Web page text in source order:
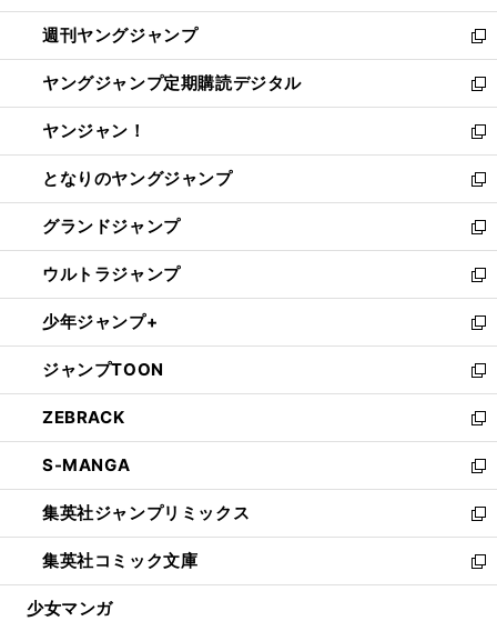
開
く
ウ
で
開
く
ン
ド
ウ
で
開
く
ウ
ィ
ン
ド
ウ
で
開
く
週刊ヤングジャンプ
新
し
い
ウ
ィ
ン
ド
ウ
で
開
く
ヤングジャンプ定期購読デジタル
新
し
い
ウ
ィ
ン
ド
ウ
で
開
く
ヤンジャン！
新
し
い
ウ
ィ
ン
ド
ウ
で
開
く
となりのヤングジャンプ
新
し
い
ウ
ィ
ン
ド
ウ
で
開
く
グランドジャンプ
新
し
い
ウ
ィ
ン
ド
ウ
で
開
く
ウルトラジャンプ
新
し
い
ウ
ィ
ン
ド
ウ
で
開
く
少年ジャンプ+
新
し
い
ウ
ィ
ン
ド
ウ
で
開
く
ジャンプTOON
新
し
い
ウ
ィ
ン
ド
ウ
で
開
ZEBRACK
新
し
い
ウ
ィ
ン
ド
ウ
S-MANGA
新
し
い
ウ
ィ
ン
集英社ジャンプリミックス
新
し
い
ウ
集英社コミック文庫
新
し
少女マンガ